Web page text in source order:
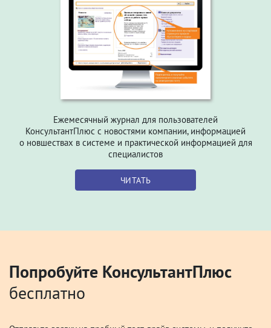
Ежемесячный журнал для пользователей
КонсультантПлюс с новостями компании, информацией
о новшествах в системе и практической информацией для
специалистов
ЧИТАТЬ
Попробуйте КонсультантПлюс
бесплатно